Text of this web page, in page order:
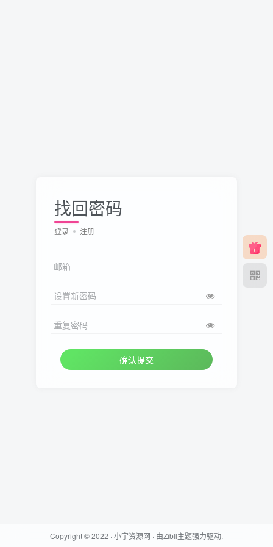
找回密码
登录 注册
邮箱
设置新密码
重复密码
确认提交
Copyright © 2022 · 小宇资源网 · 由Zibll主题强力驱动.